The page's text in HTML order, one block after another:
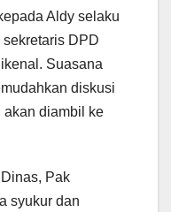
Aldy selaku
DPD
Suasana
diskusi
akan diambil ke
Pak
syukur dan